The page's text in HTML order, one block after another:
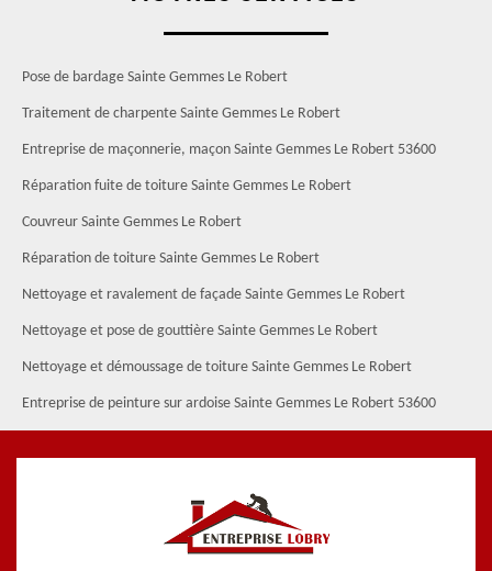
Pose de bardage Sainte Gemmes Le Robert
Traitement de charpente Sainte Gemmes Le Robert
Entreprise de maçonnerie, maçon Sainte Gemmes Le Robert 53600
Réparation fuite de toiture Sainte Gemmes Le Robert
Couvreur Sainte Gemmes Le Robert
Réparation de toiture Sainte Gemmes Le Robert
Nettoyage et ravalement de façade Sainte Gemmes Le Robert
Nettoyage et pose de gouttière Sainte Gemmes Le Robert
Nettoyage et démoussage de toiture Sainte Gemmes Le Robert
Entreprise de peinture sur ardoise Sainte Gemmes Le Robert 53600